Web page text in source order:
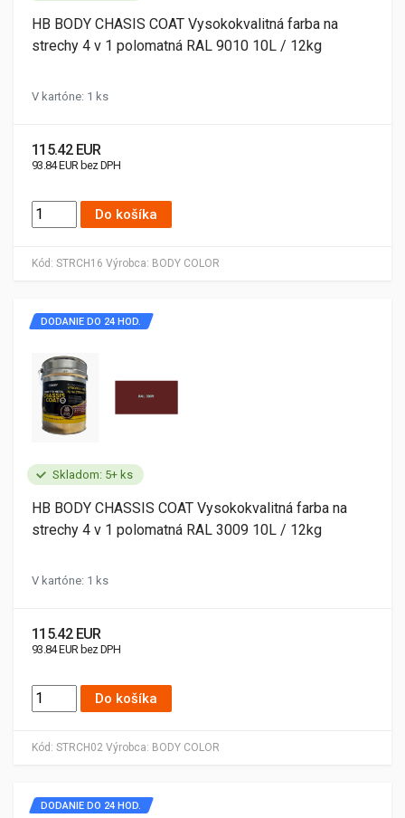
Kód: STRCH16 Výrobca: BODY COLOR
HB BODY CHASIS COAT Vysokokvalitná farba na
strechy 4 v 1 polomatná RAL 9010 10L / 12kg
V kartóne: 1 ks
115.42 EUR
93.84 EUR bez DPH
Do košíka
Skladom: 5+ ks
Kód: STRCH02 Výrobca: BODY COLOR
DODANIE DO 24 HOD.
HB BODY CHASSIS COAT Vysokokvalitná farba na
strechy 4 v 1 polomatná RAL 3009 10L / 12kg
V kartóne: 1 ks
115.42 EUR
93.84 EUR bez DPH
Do košíka
DODANIE DO 24 HOD.